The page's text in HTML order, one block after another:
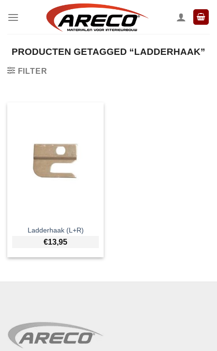
naar
PRODUCTEN GETAGGED “LADDERHAAK”
FILTER
Ladderhaak (L+R)
€13,95